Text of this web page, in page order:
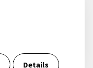
Details